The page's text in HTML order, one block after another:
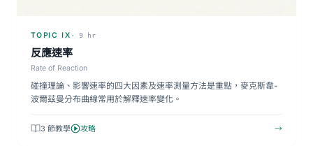
TOPIC IX · 9 hr
反應速率
Rate of Reaction
碰撞理論、影響速率的四大因素及速率測量方法是重點，麥克斯韋-
波爾茲曼分布曲線常用於解釋速率變化。
3 節教學 攻略 →